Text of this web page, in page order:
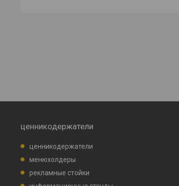
ценникодержатели
ценникодержатели
менюхолдеры
рекламные стойки